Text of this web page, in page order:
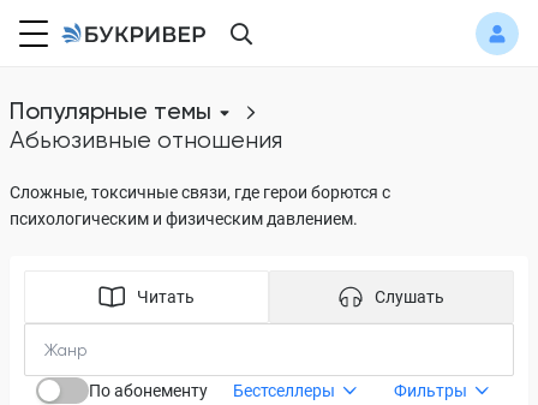
Популярные темы
абьюзивные отношения
Сложные, токсичные связи, где герои борются с
психологическим и физическим давлением.
Читать Слушать
По абонементу Бестселлеры Фильтры